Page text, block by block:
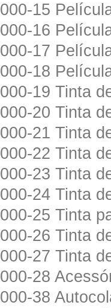
000-15
000-16
000-17
000-18
000-19 Tinta
000-20 Tinta
000-21 Tinta
000-22 Tinta
000-23 Tinta
000-24 Tinta
000-25 Tinta
000-26 Tinta
000-27 Tinta
000-28
000-38